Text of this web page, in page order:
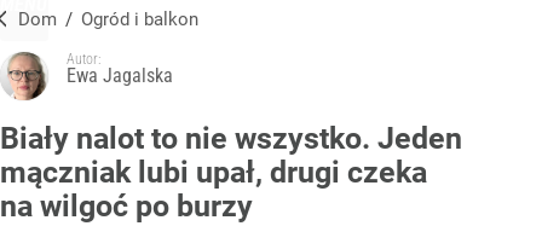
Dom / Ogród i balkon
Autor:
Ewa Jagalska
Biały nalot to nie wszystko. Jeden
mączniak lubi upał, drugi czeka
na wilgoć po burzy